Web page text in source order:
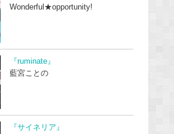
Wonderful★opportunity!
『ruminate』
藍宮ことの
『サイネリア』